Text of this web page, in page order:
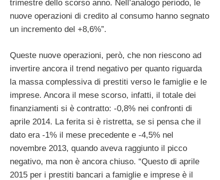
trimestre dello scorso anno. Nell’analogo periodo, le
nuove operazioni di credito al consumo hanno segnato
un incremento del +8,6%”.
Queste nuove operazioni, però, che non riescono ad
invertire ancora il trend negativo per quanto riguarda
la massa complessiva di prestiti verso le famiglie e le
imprese. Ancora il mese scorso, infatti, il totale dei
finanziamenti si è contratto: -0,8% nei confronti di
aprile 2014. La ferita si è ristretta, se si pensa che il
dato era -1% il mese precedente e -4,5% nel
novembre 2013, quando aveva raggiunto il picco
negativo, ma non è ancora chiuso. “Questo di aprile
2015 per i prestiti bancari a famiglie e imprese è il